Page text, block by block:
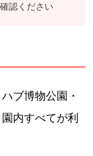
認ください
ブ博物公園・
内すべてが利